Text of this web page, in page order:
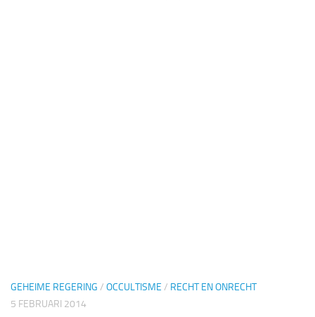
GEHEIME REGERING / OCCULTISME / RECHT EN ONRECHT
5 FEBRUARI 2014